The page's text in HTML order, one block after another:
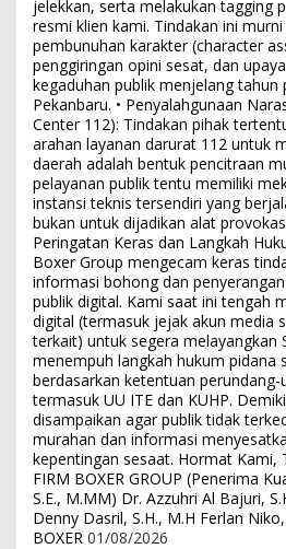
jelekkan, serta melakukan tagging
resmi klien kami. Tindakan ini
pembunuhan karakter (character
penggiringan opini sesat, dan
kegaduhan publik menjelang tahun
Pekanbaru. • Penyalahgunaan
Center 112): Tindakan pihak
arahan layanan darurat 112 untuk
daerah adalah bentuk pencitraan
pelayanan publik tentu memiliki
instansi teknis tersendiri yang
bukan untuk dijadikan alat
Peringatan Keras dan Langkah
Boxer Group mengecam keras
informasi bohong dan
publik digital. Kami saat ini tengah
digital (termasuk jejak akun media
terkait) untuk segera melayangkan
menempuh langkah hukum pidana
berdasarkan ketentuan perundang-
termasuk UU ITE dan KUHP.
disampaikan agar publik tidak
murahan dan informasi
kepentingan sesaat. Hormat Kami,
FIRM BOXER GROUP (Penerima
S.E., M.MM) Dr. Azzuhri Al Bajuri,
Denny Dasril, S.H., M.H Ferlan Niko,
BOXER 01/08/2026